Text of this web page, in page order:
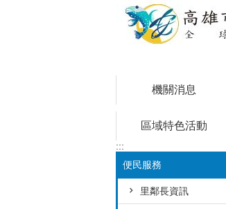
機關消息
區域特色活動
:::
便民服務
里鄰長資訊